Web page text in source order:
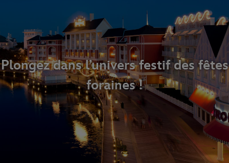
Plongez dans l’univers festif des fêtes
foraines !